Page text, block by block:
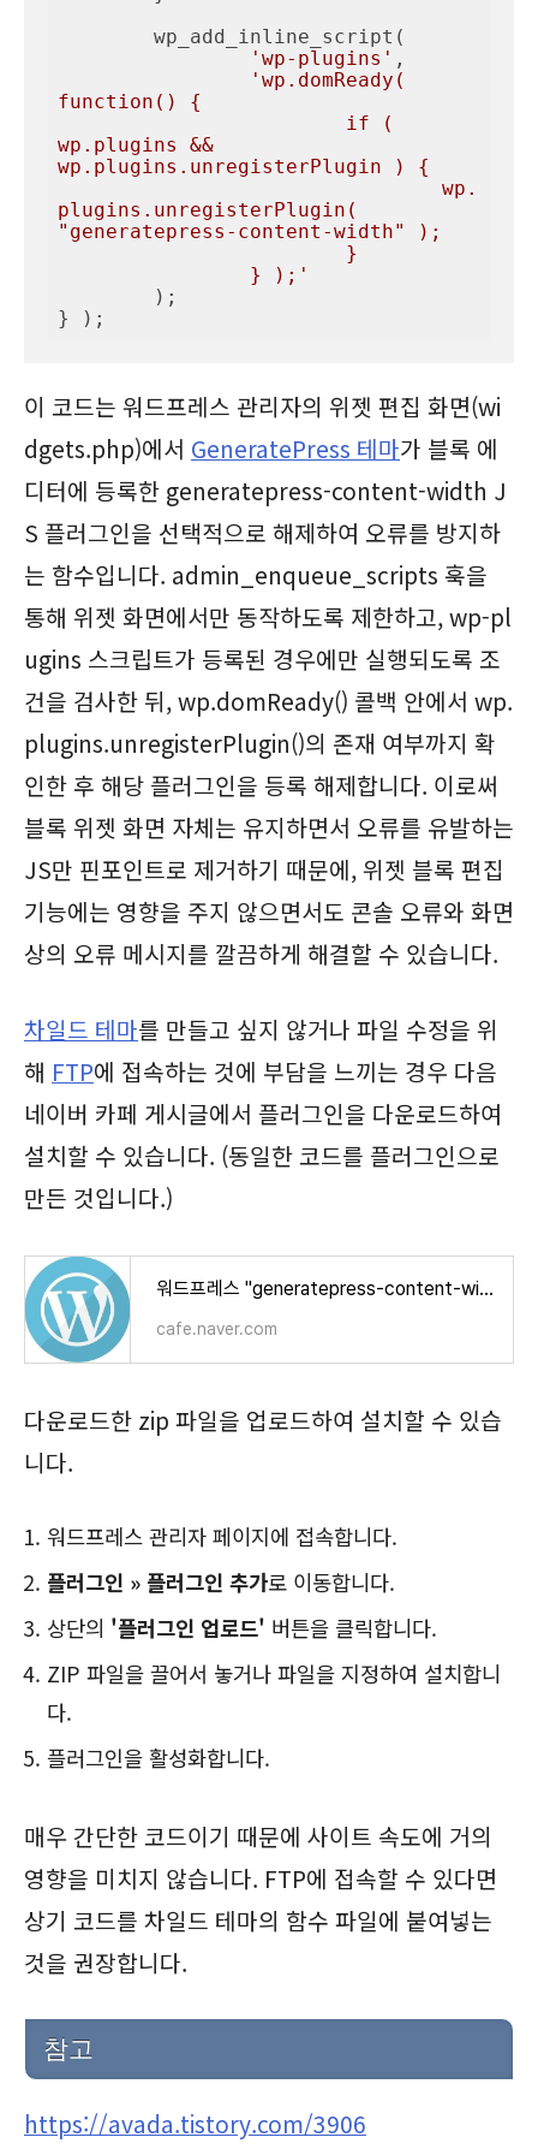
'wp-plugins' ,
'wp.domReady(
function() {
wp.plugins &&
wp.plugins.unregisterPlugin ) {
plugins.unregisterPlugin(
"generatepress-content-width" );
		} );'
} );
이 코드는 워드프레스 관리자의 위젯 편집 화면(wi
dgets.php)에서 GeneratePress 테마가 블록 에
디터에 등록한 generatepress-content-width J
S 플러그인을 선택적으로 해제하여 오류를 방지하
는 함수입니다. admin_enqueue_scripts 훅을
통해 위젯 화면에서만 동작하도록 제한하고, wp-pl
ugins 스크립트가 등록된 경우에만 실행되도록 조
건을 검사한 뒤, wp.domReady() 콜백 안에서 wp.
plugins.unregisterPlugin()의 존재 여부까지 확
인한 후 해당 플러그인을 등록 해제합니다. 이로써
블록 위젯 화면 자체는 유지하면서 오류를 유발하는
JS만 핀포인트로 제거하기 때문에, 위젯 블록 편집
기능에는 영향을 주지 않으면서도 콘솔 오류와 화면
상의 오류 메시지를 깔끔하게 해결할 수 있습니다.
차일드 테마를 만들고 싶지 않거나 파일 수정을 위
해 FTP에 접속하는 것에 부담을 느끼는 경우 다음
네이버 카페 게시글에서 플러그인을 다운로드하여
설치할 수 있습니다. (동일한 코드를 플러그인으로
만든 것입니다.)
워드프레스 "generatepress-content-width" 플러그인이 오류가 발생했으며 실행할 수 없습니다 오류 해결
cafe.naver.com
다운로드한 zip 파일을 업로드하여 설치할 수 있습
니다.
워드프레스 관리자 페이지에 접속합니다.
플러그인 » 플러그인 추가로 이동합니다.
상단의 '플러그인 업로드' 버튼을 클릭합니다.
ZIP 파일을 끌어서 놓거나 파일을 지정하여 설치합니
다.
플러그인을 활성화합니다.
매우 간단한 코드이기 때문에 사이트 속도에 거의
영향을 미치지 않습니다. FTP에 접속할 수 있다면
상기 코드를 차일드 테마의 함수 파일에 붙여넣는
것을 권장합니다.
참고
https://avada.tistory.com/3906